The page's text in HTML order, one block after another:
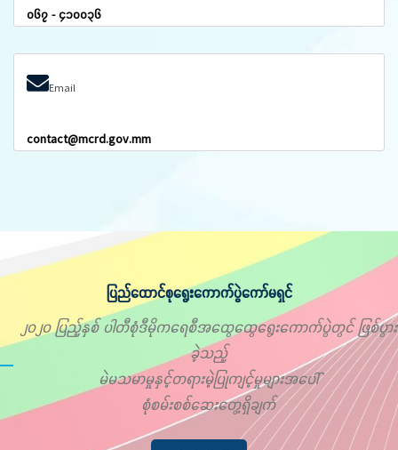
၀၆၇ - ၄၁၀၀၃၆
Email
contact@mcrd.gov.mm
ပြည်ထောင်စုရွေးကောက်ပွဲကော်မရှင်
၂၀၂၀ ပြည့်နှစ် ပါတီစုံဒီမိုကရေစီအထွေထွေရွေးကောက်ပွဲတွင် ဖြစ်ပွား
ခဲ့သည့်
မဲမသမာမှုနှင့်တရားမဲ့ပြုကျင့်မှုများအပေါ်
စုံစမ်းစစ်ဆေးတွေ့ရှိချက်